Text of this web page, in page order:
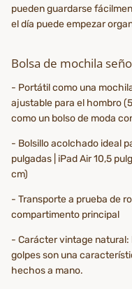
pueden guardarse
el día puede empezar
Bolsa de mochila
- Portátil como una
ajustable para el hombro
como un bolso de moda
- Bolsillo acolchado ideal
pulgadas | iPad Air 10,5
cm)
- Transporte a prueba de
compartimento principal
- Carácter vintage natural:
golpes son una
hechos a mano.